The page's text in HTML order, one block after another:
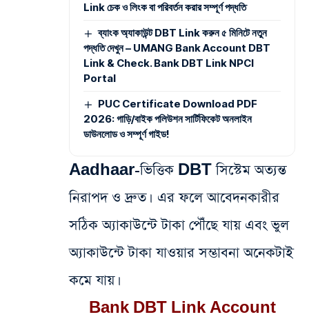
Link চেক ও লিংক বা পরিবর্তন করার সম্পূর্ণ পদ্ধতি
ব্যাংক অ্যাকাউন্ট DBT Link করুন ৫ মিনিটে নতুন
পদ্ধতি দেখুন – UMANG Bank Account DBT
Link & Check. Bank DBT Link NPCI
Portal
PUC Certificate Download PDF
2026: গাড়ি/বাইক পলিউশন সার্টিফিকেট অনলাইন
ডাউনলোড ও সম্পূর্ণ গাইড!
Aadhaar-ভিত্তিক DBT সিস্টেম অত্যন্ত
নিরাপদ ও দ্রুত। এর ফলে আবেদনকারীর
সঠিক অ্যাকাউন্টে টাকা পৌঁছে যায় এবং ভুল
অ্যাকাউন্টে টাকা যাওয়ার সম্ভাবনা অনেকটাই
কমে যায়।
Bank DBT Link Account